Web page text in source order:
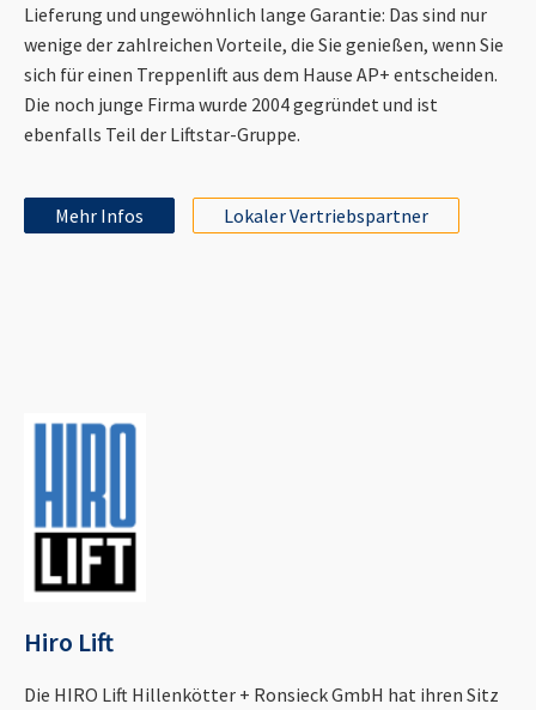
Lieferung und ungewöhnlich lange Garantie: Das sind nur
wenige der zahlreichen Vorteile, die Sie genießen, wenn Sie
sich für einen Treppenlift aus dem Hause AP+ entscheiden.
Die noch junge Firma wurde 2004 gegründet und ist
ebenfalls Teil der Liftstar-Gruppe.
Mehr Infos Lokaler Vertriebspartner
Hiro Lift
Die HIRO Lift Hillenkötter + Ronsieck GmbH hat ihren Sitz